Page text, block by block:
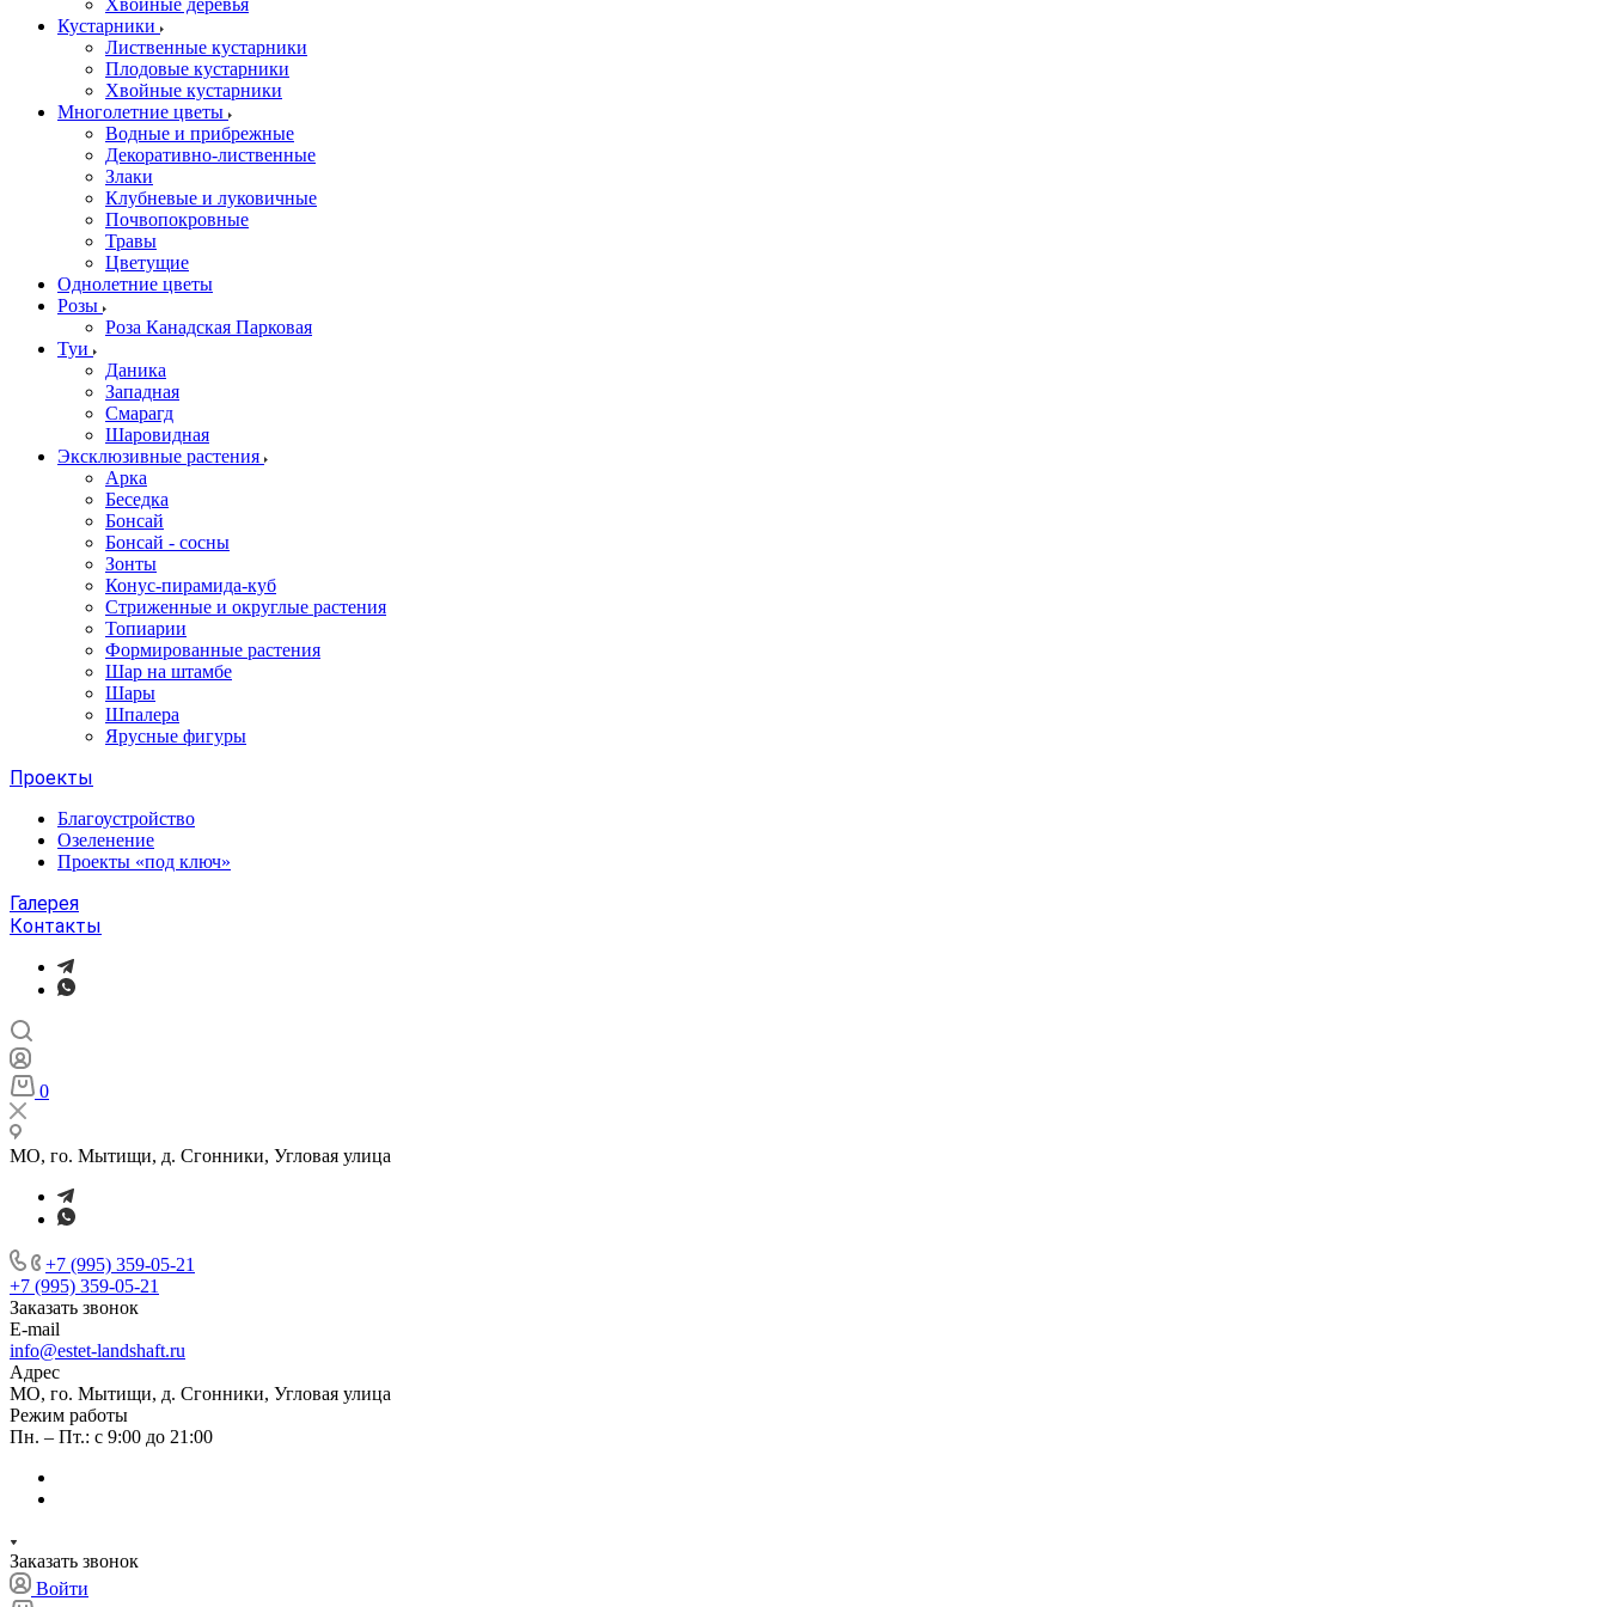
Хвойные деревья
Кустарники
Лиственные кустарники
Плодовые кустарники
Хвойные кустарники
Многолетние цветы
Водные и прибрежные
Декоративно-лиственные
Злаки
Клубневые и луковичные
Почвопокровные
Травы
Цветущие
Однолетние цветы
Розы
Роза Канадская Парковая
Туи
Даника
Западная
Смарагд
Шаровидная
Эксклюзивные растения
Арка
Беседка
Бонсай
Бонсай - сосны
Зонты
Конус-пирамида-куб
Стриженные и округлые растения
Топиарии
Формированные растения
Шар на штамбе
Шары
Шпалера
Ярусные фигуры
Проекты
Благоустройство
Озеленение
Проекты «под ключ»
Галерея
Контакты
0
МО, го. Мытищи, д. Сгонники, Угловая улица
+7 (995) 359-05-21
+7 (995) 359-05-21
Заказать звонок
E-mail
info@estet-landshaft.ru
Адрес
МО, го. Мытищи, д. Сгонники, Угловая улица
Режим работы
Пн. – Пт.: с 9:00 до 21:00
Заказать звонок
Войти